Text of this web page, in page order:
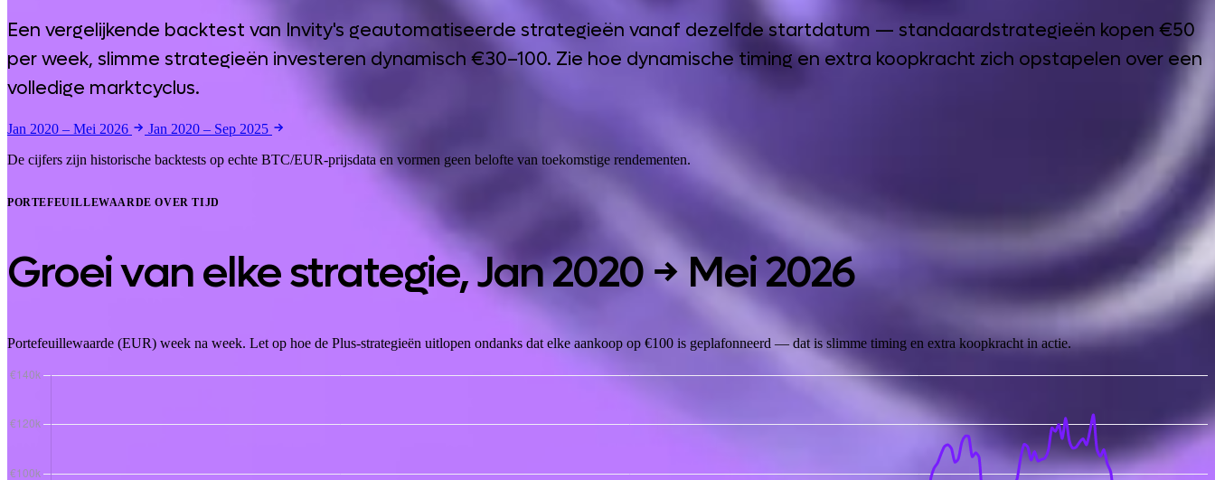
Een vergelijkende backtest van Invity's geautomatiseerde strategieën vanaf dezelfde startdatum — standaardstrategieën kopen €50
per week, slimme strategieën investeren dynamisch €30–100. Zie hoe dynamische timing en extra koopkracht zich opstapelen over een
volledige marktcyclus.
Jan 2020 – Mei 2026
Jan 2020 – Sep 2025
De cijfers zijn historische backtests op echte BTC/EUR-prijsdata en vormen geen belofte van toekomstige rendementen.
PORTEFEUILLEWAARDE OVER TIJD
Groei van elke strategie,Jan 2020 → Mei 2026
Portefeuillewaarde (EUR) week na week. Let op hoe de Plus-strategieën uitlopen ondanks dat elke aankoop op €100 is geplafonneerd — dat is slimme timing en extra koopkracht in actie.